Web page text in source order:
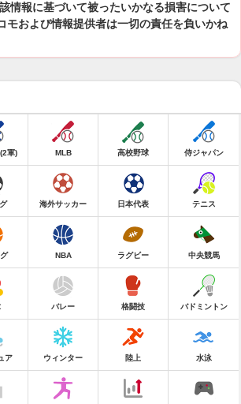
情報に基づいて被ったいかなる損害について
モおよび情報提供者は一切の責任を負いかね
軍) MLB 高校野球 侍ジャパン
海外サッカー 日本代表 テニス
NBA ラグビー 中央競馬
バレー 格闘技 バドミントン
ア ウィンター 陸上 水泳